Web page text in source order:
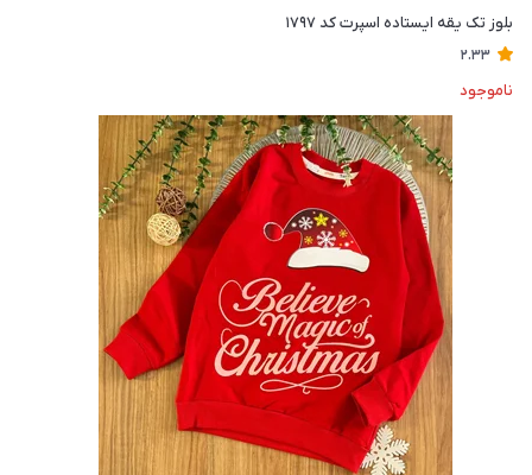
بلوز تک یقه ایستاده اسپرت کد ۱۷۹۷
2.33
ناموجود